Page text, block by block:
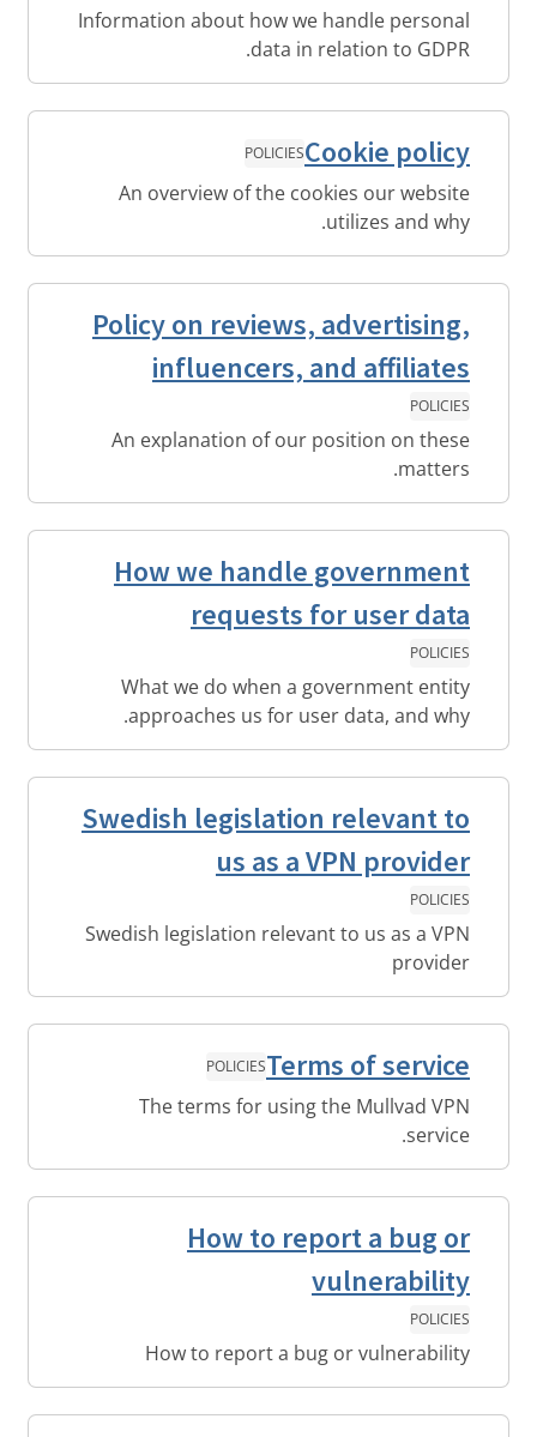
Information about how we handle personal
data in relation to GDPR.
Cookie policy
POLICIES
An overview of the cookies our website
utilizes and why.
Policy on reviews, advertising,
influencers, and affiliates
POLICIES
An explanation of our position on these
matters.
How we handle government
requests for user data
POLICIES
What we do when a government entity
approaches us for user data, and why.
Swedish legislation relevant to
us as a VPN provider
POLICIES
Swedish legislation relevant to us as a VPN
provider
Terms of service
POLICIES
The terms for using the Mullvad VPN
service.
How to report a bug or
vulnerability
POLICIES
How to report a bug or vulnerability